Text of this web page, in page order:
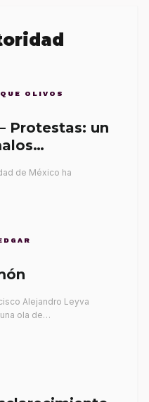
OLIVOS
Protestas: un
de México ha
Alejandro Leyva
ola de…